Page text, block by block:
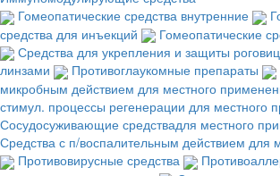
Гомеопатические средства внутренние
средства для инъекций
Гомеопатические
Средства для укрепления и защиты
линзами
Противоглаукомные препараты
микробным действием для местного
стимул. процессы регенерации для местного
Сосудосуживающие средствадля местного
Средства с п/воспалительным действием для
Противовирусные средства